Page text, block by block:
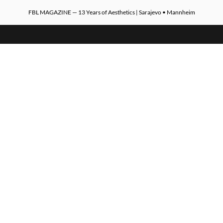
FBL MAGAZINE — 13 Years of Aesthetics | Sarajevo • Mannheim